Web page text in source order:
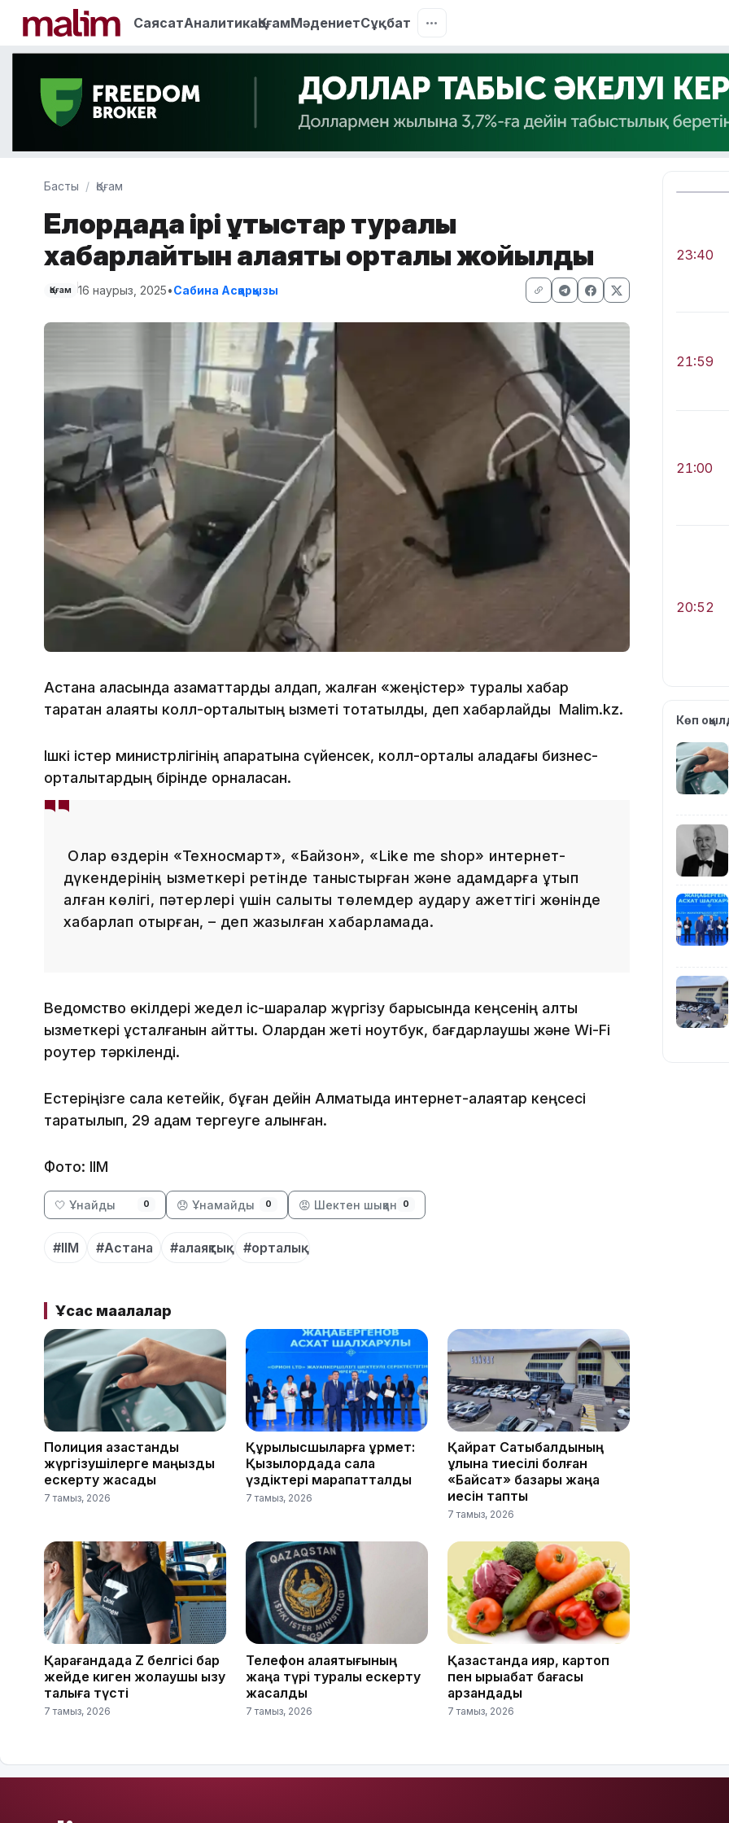
СаясатАналитикаҚоғамМәдениетСұқбат
Басты Қоғам
Елордада ірі ұтыстар туралы
хабарлайтын алаяқтық орталық жойылды
Қоғам 16 наурыз, 2025•Сабина Асқарқызы
Астана қаласында азаматтарды алдап, жалған «жеңістер» туралы хабар
таратқан алаяқтық колл-орталықтың қызметі тоқтатылды, деп хабарлайды Malim.kz.
Ішкі істер министрлігінің ақпаратына сүйенсек, колл-орталық қаладағы бизнес-
орталықтардың бірінде орналасқан.
Олар өздерін «Техносмарт», «Байзон», «Like me shop» интернет-
дүкендерінің қызметкері ретінде таныстырған және адамдарға ұтып
алған көлігі, пәтерлері үшін салықтық төлемдер аудару қажеттігі жөнінде
хабарлап отырған, – деп жазылған хабарламада.
Ведомство өкілдері жедел іс-шаралар жүргізу барысында кеңсенің алты
қызметкері ұсталғанын айтты. Олардан жеті ноутбук, бағдарлаушы және Wi-Fi
роутер тәркіленді.
Естеріңізге сала кетейік, бұған дейін Алматыда интернет-алаяқтар кеңсесі
таратылып, 29 адам тергеуге алынған.
Фото: ІІМ
🤍 Ұнайды 0 😞 Ұнамайды 0 😡 Шектен шыққан 0
#ІІМ #Астана #алаяқтық #орталық
Ұқсас мақалалар
Полиция қазақстандық
жүргізушілерге маңызды
ескерту жасады
7 тамыз, 2026
Құрылысшыларға құрмет:
Қызылордада сала
үздіктері марапатталды
7 тамыз, 2026
Қайрат Сатыбалдының
ұлына тиесілі болған
«Байсат» базары жаңа
иесін тапты
7 тамыз, 2026
Қарағандада Z белгісі бар
жейде киген жолаушы қызу
талқыға түсті
7 тамыз, 2026
Телефон алаяқтығының
жаңа түрі туралы ескерту
жасалды
7 тамыз, 2026
Қазақстанда қияр, картоп
пен қырыққабат бағасы
арзандады
7 тамыз, 2026
23:40
21:59
21:00
20:52
19:39
17:34
Көп